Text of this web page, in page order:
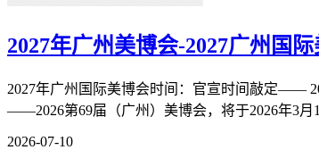
2027年广州美博会-2027广州国
2027年广州国际美博会时间：官宣时间敲定——
——2026第69届（广州）美博会，将于2026年3月
2026-07-10